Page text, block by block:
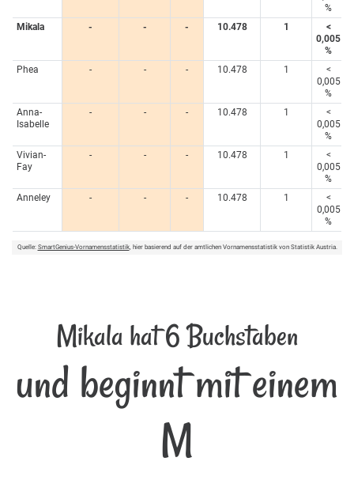
%
Mikala
- - - 10.478 1
<
0,005
%
Phea
- - - 10.478 1
<
0,005
%
Anna-
Isabelle
- - - 10.478 1
<
0,005
%
Vivian-
Fay
- - - 10.478 1
<
0,005
%
Anneley
- - - 10.478 1
<
0,005
%
Quelle: SmartGenius-Vornamensstatistik, hier basierend auf der amtlichen Vornamensstatistik von Statistik Austria.
Mikala hat 6 Buchstaben
und beginnt mit einem
M